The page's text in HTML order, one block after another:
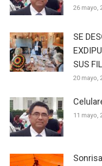
26 mayo,
SE
SUS
20 mayo,
11 mayo,